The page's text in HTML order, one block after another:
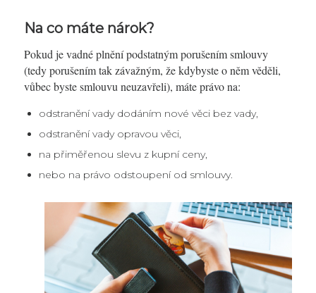
Na co máte nárok?
Pokud je vadné plnění podstatným porušením smlouvy
(tedy porušením tak závažným, že kdybyste o něm věděli,
vůbec byste smlouvu neuzavřeli), máte právo na:
odstranění vady dodáním nové věci bez vady,
odstranění vady opravou věci,
na přiměřenou slevu z kupní ceny,
nebo na právo odstoupení od smlouvy.